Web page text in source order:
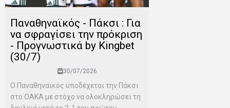
Παναθηναϊκός - Πάκσι : Για
να σφραγίσει την πρόκριση
- Προγνωστικά by Kingbet
(30/7)
30/07/2026
Ο Παναθηναϊκός υποδέχεται την Πάκσι
στο ΟΑΚΑ με στόχο να ολοκληρώσει τη